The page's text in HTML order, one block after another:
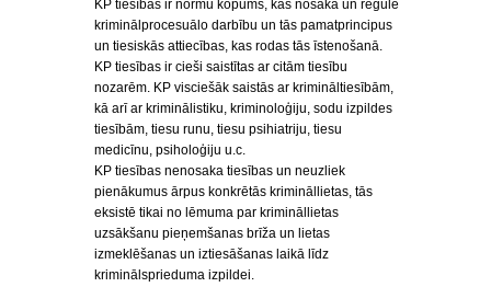
KP tiesības ir normu kopums, kas nosaka un regulē
kriminālprocesuālo darbību un tās pamatprincipus
un tiesiskās attiecības, kas rodas tās īstenošanā.
KP tiesības ir cieši saistītas ar citām tiesību
nozarēm. KP visciešāk saistās ar krimināltiesībām,
kā arī ar kriminālistiku, kriminoloģiju, sodu izpildes
tiesībām, tiesu runu, tiesu psihiatriju, tiesu
medicīnu, psiholoģiju u.c.
KP tiesības nenosaka tiesības un neuzliek
pienākumus ārpus konkrētās krimināllietas, tās
eksistē tikai no lēmuma par krimināllietas
uzsākšanu pieņemšanas brīža un lietas
izmeklēšanas un iztiesāšanas laikā līdz
kriminālsprieduma izpildei.